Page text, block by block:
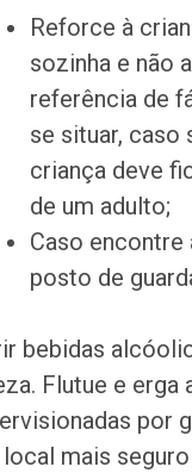
Reforce à
sozinha e não
referência de
se situar, caso
criança deve
de um adulto;
Caso encontre
posto de
bebidas
Flutue e erga
por
mais